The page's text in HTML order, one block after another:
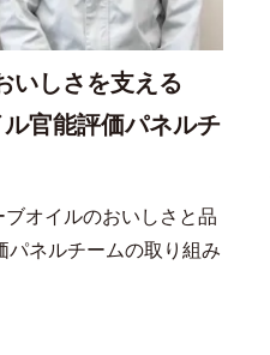
いしさを支える
官能評価パネルチ
オイルのおいしさと品
パネルチームの取り組み